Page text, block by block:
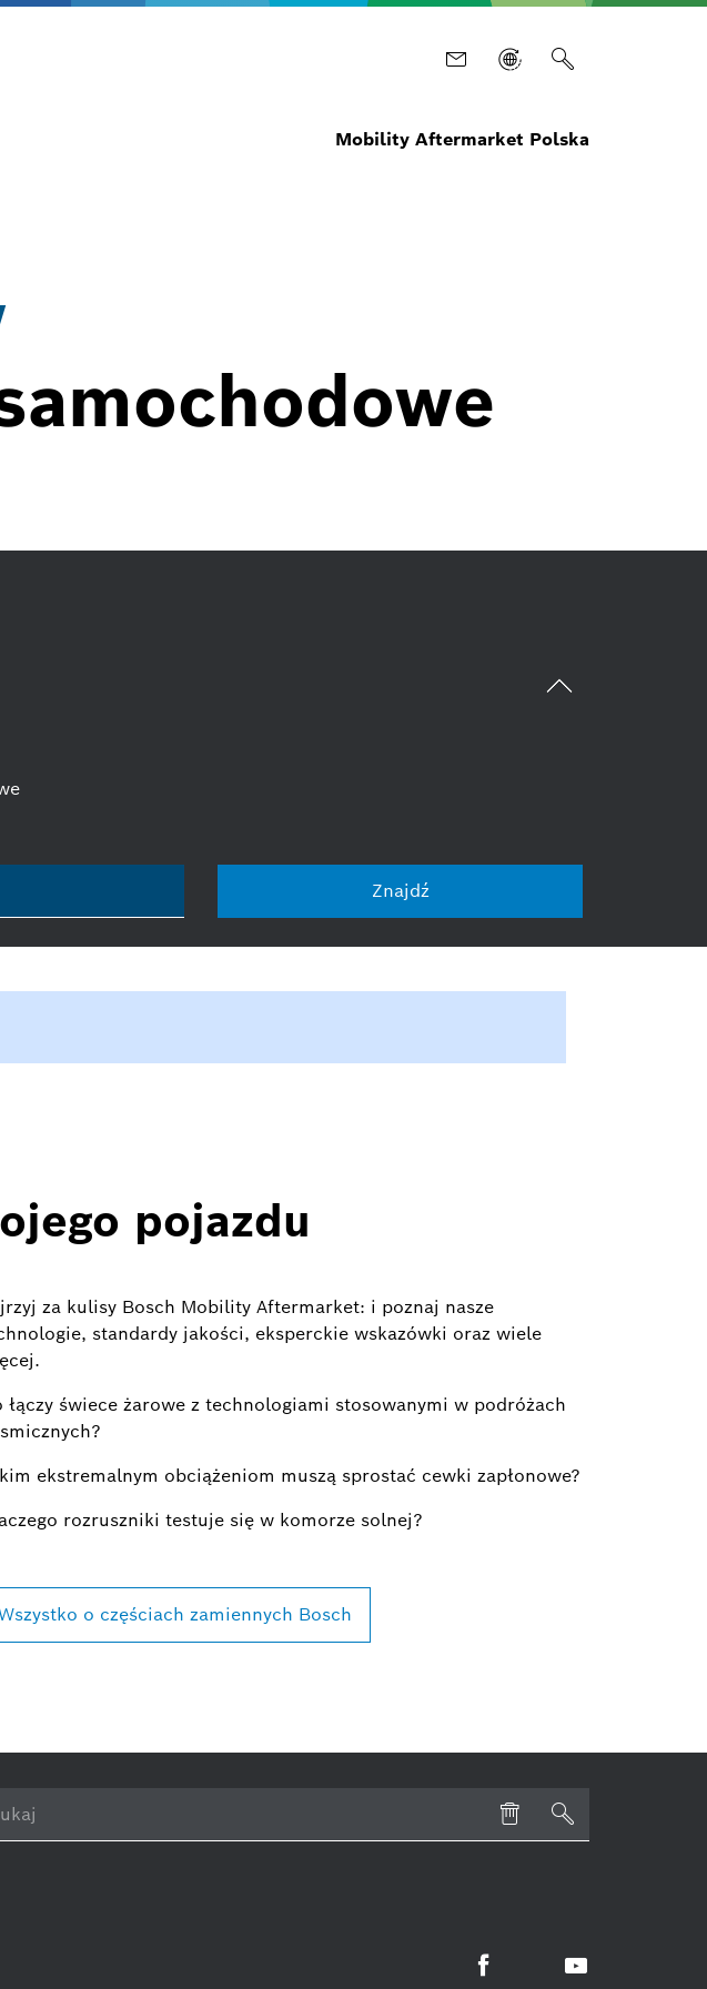
Mobility Aftermarket Polska
pojazdu
za kulisy Bosch Mobility Aftermarket: i poznaj nasze
standardy jakości, eksperckie wskazówki oraz wiele
łączy świece żarowe z technologiami stosowanymi w podróżach
ekstremalnym obciążeniom muszą sprostać cewki zapłonowe?
rozruszniki testuje się w komorze solnej?
o częściach zamiennych Bosch